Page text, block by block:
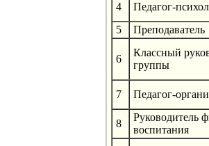
4
Педагог-
5
Преподаватель
6
Классный
группы
7 Педагог-
8
Руководитель
воспитания